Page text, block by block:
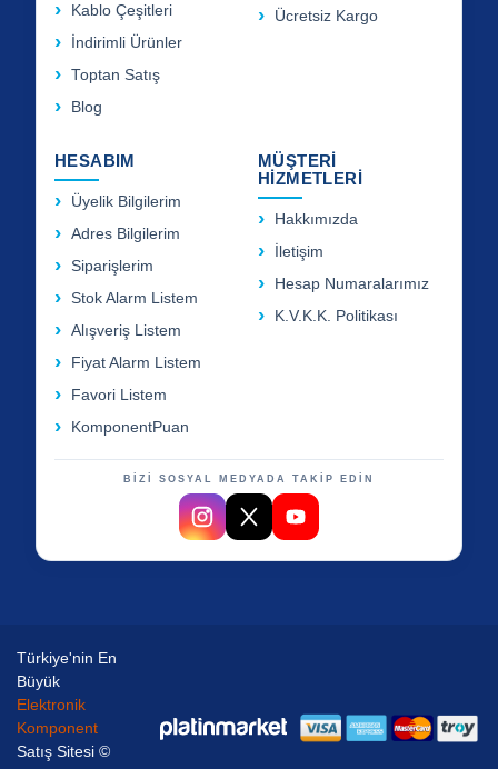
Kablo Çeşitleri
İndirimli Ürünler
Toptan Satış
Blog
Ücretsiz Kargo
HESABIM
Üyelik Bilgilerim
Adres Bilgilerim
Siparişlerim
Stok Alarm Listem
Alışveriş Listem
Fiyat Alarm Listem
Favori Listem
KomponentPuan
MÜŞTERİ
HİZMETLERİ
Hakkımızda
İletişim
Hesap Numaralarımız
K.V.K.K. Politikası
BİZİ SOSYAL MEDYADA TAKİP EDİN
Türkiye'nin En
Büyük
Elektronik
Komponent
Satış Sitesi ©